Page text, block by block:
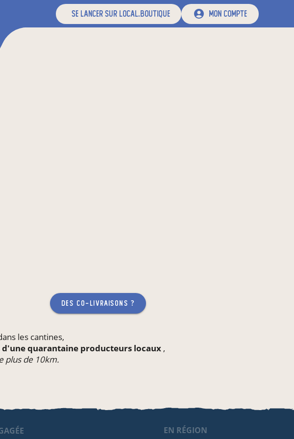
se lancer sur local.boutique mon compte
des co-livraisons ?
les cantines,
quarantaine producteurs locaux ,
plus de 10km.
EN RÉGION